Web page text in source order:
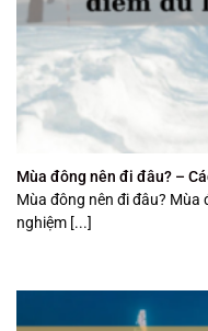
Mùa đông nên đi đâu? –
Mùa đông nên đi đâu?
nghiệm [...]